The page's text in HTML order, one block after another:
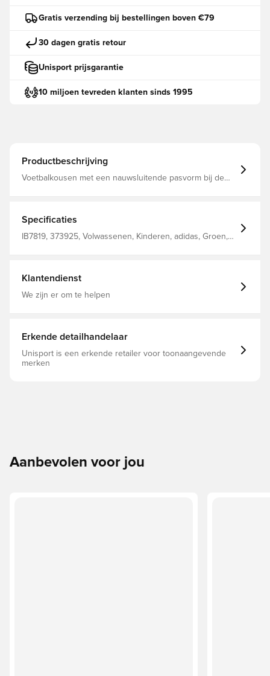
Gratis verzending bij bestellingen boven €79
30 dagen gratis retour
Unisport prijsgarantie
10 miljoen tevreden klanten sinds 1995
Productbeschrijving
Voetbalkousen met een nauwsluitende pasvorm bij de
Specificaties
IB7819, 373925, Volwassenen, Kinderen, adidas, Groen,
Klantendienst
We zijn er om te helpen
Erkende detailhandelaar
Unisport is een erkende retailer voor toonaangevende
merken
Aanbevolen voor jou